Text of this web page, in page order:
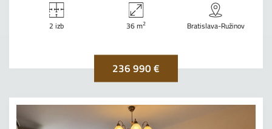
2 izb 36 m2 Bratislava-Ružinov
236 990 €